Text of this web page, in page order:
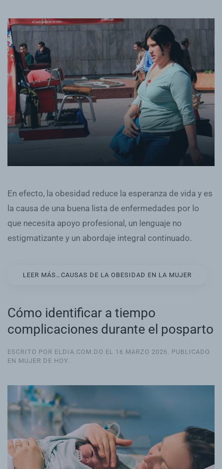
En efecto, la obesidad reduce la esperanza de vida y es
la causa de una buena lista de enfermedades por lo
que necesita apoyo profesional, un lenguaje no
estigmatizante y un abordaje integral continuado.
LEER MÁS…CAUSAS DE LA OBESIDAD EN LA MUJER
Cómo identificar a tiempo
complicaciones durante el posparto
ESCRITO POR ELDIA.COM.DO EL 16 MARZO 2026. PUBLICADO
EN MUJER DE HOY.